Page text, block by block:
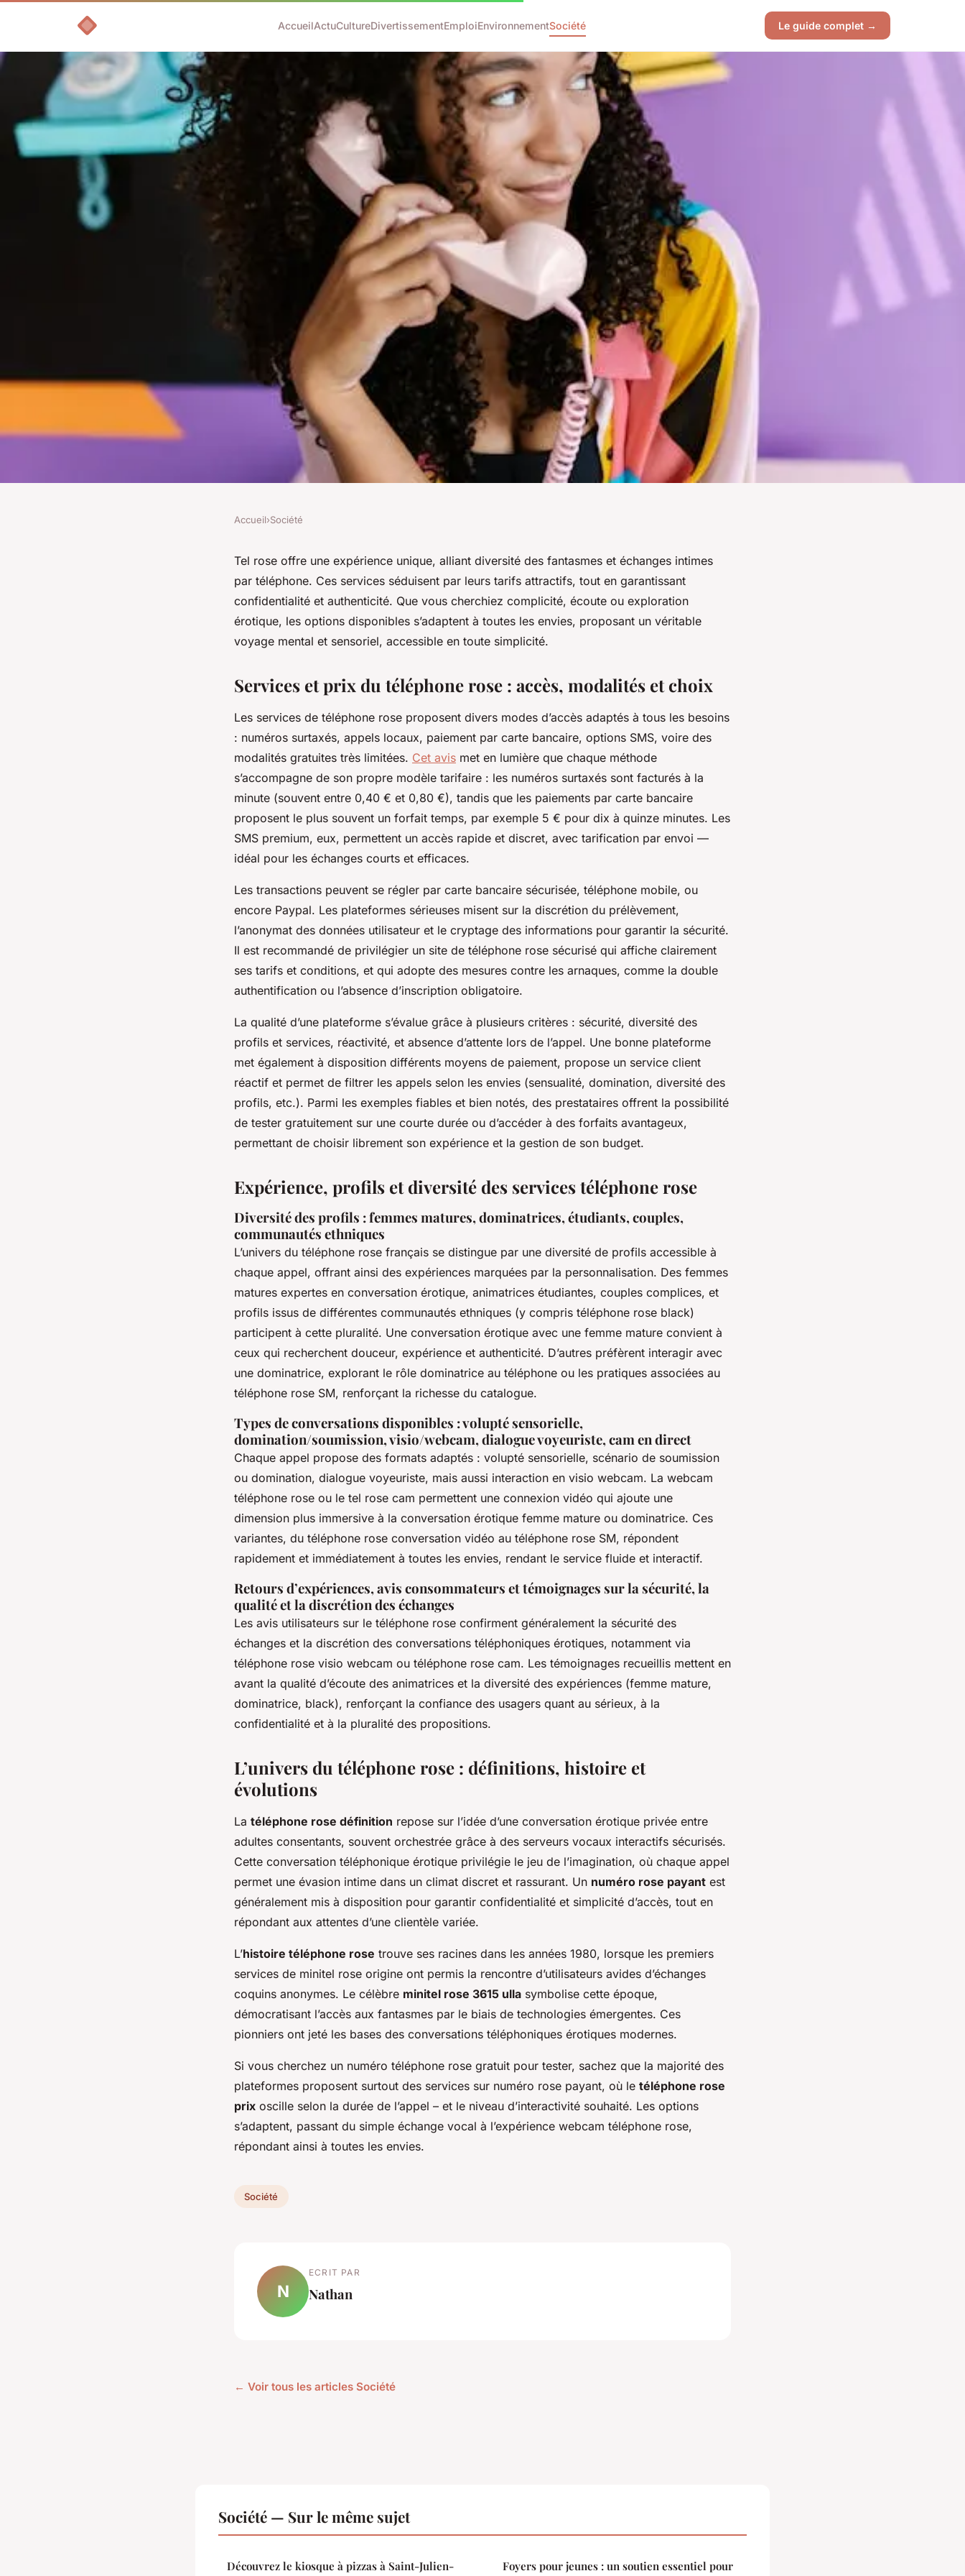
AccueilActuCultureDivertissementEmploiEnvironnementSociété Le guide complet →
Tel rose : services séduisants et tarifs
Accueil›Société
Tel rose offre une expérience unique, alliant diversité des fantasmes et échanges intimes
par téléphone. Ces services séduisent par leurs tarifs attractifs, tout en garantissant
confidentialité et authenticité. Que vous cherchiez complicité, écoute ou exploration
érotique, les options disponibles s’adaptent à toutes les envies, proposant un véritable
voyage mental et sensoriel, accessible en toute simplicité.
Services et prix du téléphone rose : accès, modalités et choix
Les services de téléphone rose proposent divers modes d’accès adaptés à tous les besoins
: numéros surtaxés, appels locaux, paiement par carte bancaire, options SMS, voire des
modalités gratuites très limitées. Cet avis met en lumière que chaque méthode
s’accompagne de son propre modèle tarifaire : les numéros surtaxés sont facturés à la
minute (souvent entre 0,40 € et 0,80 €), tandis que les paiements par carte bancaire
proposent le plus souvent un forfait temps, par exemple 5 € pour dix à quinze minutes. Les
SMS premium, eux, permettent un accès rapide et discret, avec tarification par envoi —
idéal pour les échanges courts et efficaces.
Les transactions peuvent se régler par carte bancaire sécurisée, téléphone mobile, ou
encore Paypal. Les plateformes sérieuses misent sur la discrétion du prélèvement,
l’anonymat des données utilisateur et le cryptage des informations pour garantir la sécurité.
Il est recommandé de privilégier un site de téléphone rose sécurisé qui affiche clairement
ses tarifs et conditions, et qui adopte des mesures contre les arnaques, comme la double
authentification ou l’absence d’inscription obligatoire.
La qualité d’une plateforme s’évalue grâce à plusieurs critères : sécurité, diversité des
profils et services, réactivité, et absence d’attente lors de l’appel. Une bonne plateforme
met également à disposition différents moyens de paiement, propose un service client
réactif et permet de filtrer les appels selon les envies (sensualité, domination, diversité des
profils, etc.). Parmi les exemples fiables et bien notés, des prestataires offrent la possibilité
de tester gratuitement sur une courte durée ou d’accéder à des forfaits avantageux,
permettant de choisir librement son expérience et la gestion de son budget.
Expérience, profils et diversité des services téléphone rose
Diversité des profils : femmes matures, dominatrices, étudiants, couples,
communautés ethniques
L’univers du téléphone rose français se distingue par une diversité de profils accessible à
chaque appel, offrant ainsi des expériences marquées par la personnalisation. Des femmes
matures expertes en conversation érotique, animatrices étudiantes, couples complices, et
profils issus de différentes communautés ethniques (y compris téléphone rose black)
participent à cette pluralité. Une conversation érotique avec une femme mature convient à
ceux qui recherchent douceur, expérience et authenticité. D’autres préfèrent interagir avec
une dominatrice, explorant le rôle dominatrice au téléphone ou les pratiques associées au
téléphone rose SM, renforçant la richesse du catalogue.
Types de conversations disponibles : volupté sensorielle,
domination/soumission, visio/webcam, dialogue voyeuriste, cam en direct
Chaque appel propose des formats adaptés : volupté sensorielle, scénario de soumission
ou domination, dialogue voyeuriste, mais aussi interaction en visio webcam. La webcam
téléphone rose ou le tel rose cam permettent une connexion vidéo qui ajoute une
dimension plus immersive à la conversation érotique femme mature ou dominatrice. Ces
variantes, du téléphone rose conversation vidéo au téléphone rose SM, répondent
rapidement et immédiatement à toutes les envies, rendant le service fluide et interactif.
Retours d’expériences, avis consommateurs et témoignages sur la sécurité, la
qualité et la discrétion des échanges
Les avis utilisateurs sur le téléphone rose confirment généralement la sécurité des
échanges et la discrétion des conversations téléphoniques érotiques, notamment via
téléphone rose visio webcam ou téléphone rose cam. Les témoignages recueillis mettent en
avant la qualité d’écoute des animatrices et la diversité des expériences (femme mature,
dominatrice, black), renforçant la confiance des usagers quant au sérieux, à la
confidentialité et à la pluralité des propositions.
L’univers du téléphone rose : définitions, histoire et
évolutions
La téléphone rose définition repose sur l’idée d’une conversation érotique privée entre
adultes consentants, souvent orchestrée grâce à des serveurs vocaux interactifs sécurisés.
Cette conversation téléphonique érotique privilégie le jeu de l’imagination, où chaque appel
permet une évasion intime dans un climat discret et rassurant. Un numéro rose payant est
généralement mis à disposition pour garantir confidentialité et simplicité d’accès, tout en
répondant aux attentes d’une clientèle variée.
L’histoire téléphone rose trouve ses racines dans les années 1980, lorsque les premiers
services de minitel rose origine ont permis la rencontre d’utilisateurs avides d’échanges
coquins anonymes. Le célèbre minitel rose 3615 ulla symbolise cette époque,
démocratisant l’accès aux fantasmes par le biais de technologies émergentes. Ces
pionniers ont jeté les bases des conversations téléphoniques érotiques modernes.
Si vous cherchez un numéro téléphone rose gratuit pour tester, sachez que la majorité des
plateformes proposent surtout des services sur numéro rose payant, où le téléphone rose
prix oscille selon la durée de l’appel – et le niveau d’interactivité souhaité. Les options
s’adaptent, passant du simple échange vocal à l’expérience webcam téléphone rose,
répondant ainsi à toutes les envies.
Société
N
ECRIT PAR
Nathan
← Voir tous les articles Société
Société — Sur le même sujet
Découvrez le kiosque à pizzas à Saint-Julien-
Foyers pour jeunes : un soutien essentiel pour